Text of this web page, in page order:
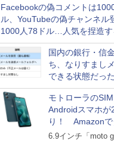
Facebookの偽コメントは
ル、YouTubeの偽チャンネル
1000人78ドル…人気を捏造す
価格リストが公開中
国内の銀行・信
ち、なりすまし
できる状態だっ
にとどまる～
セキュリティ調査
モトローラの
Androidスマホが
り！ Amazonで
ル
6.9インチ「moto